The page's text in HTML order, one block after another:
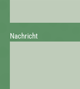
Nachricht